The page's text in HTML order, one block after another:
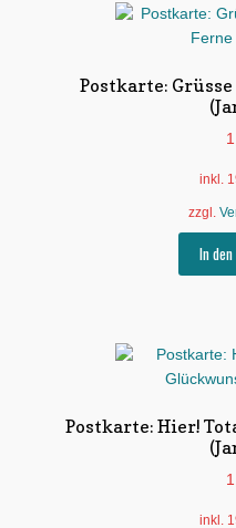
Postkarte:
inkl.
zzgl.
In
Postkarte: Hier!
inkl.